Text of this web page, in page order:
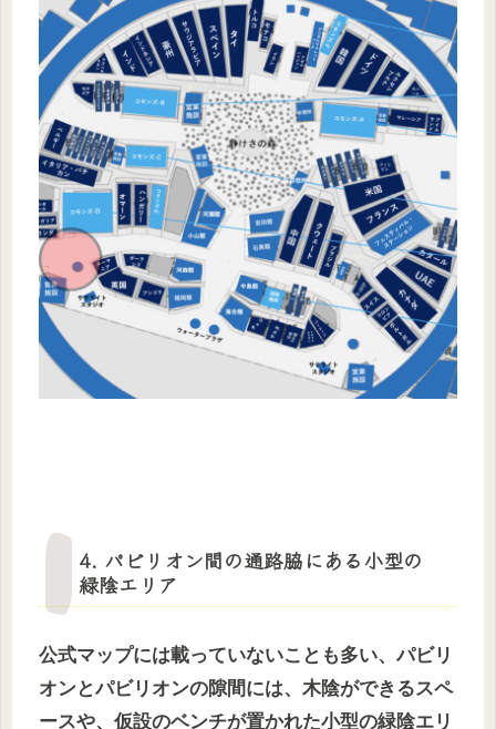
4. パビリオン間の通路脇にある小型の
緑陰エリア
公式マップには載っていないことも多い、パビリ
オンとパビリオンの隙間には、木陰ができるスペ
ースや、仮設のベンチが置かれた小型の緑陰エリ